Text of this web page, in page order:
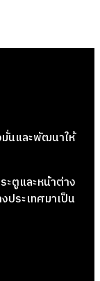
มั่นและพัฒนาให้
ตูและหน้าต่าง
ประเทศมาเป็น